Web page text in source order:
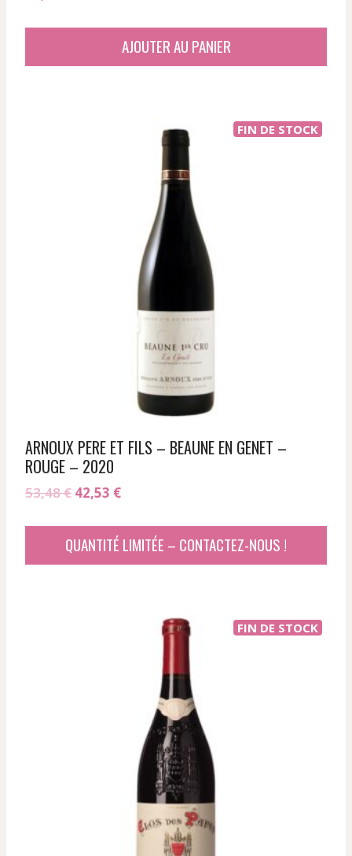
AJOUTER AU PANIER
FIN DE STOCK
ARNOUX PERE ET FILS – BEAUNE EN GENET –
ROUGE – 2020
53,48€ Le
était :
42,53 €Le
actuel
est :
QUANTITÉ LIMITÉE – CONTACTEZ-NOUS !
FIN DE STOCK